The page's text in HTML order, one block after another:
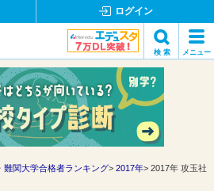
ログイン
検 索 メニュー
検索
難関大学合格者ランキング 2017年
2017年 攻玉社